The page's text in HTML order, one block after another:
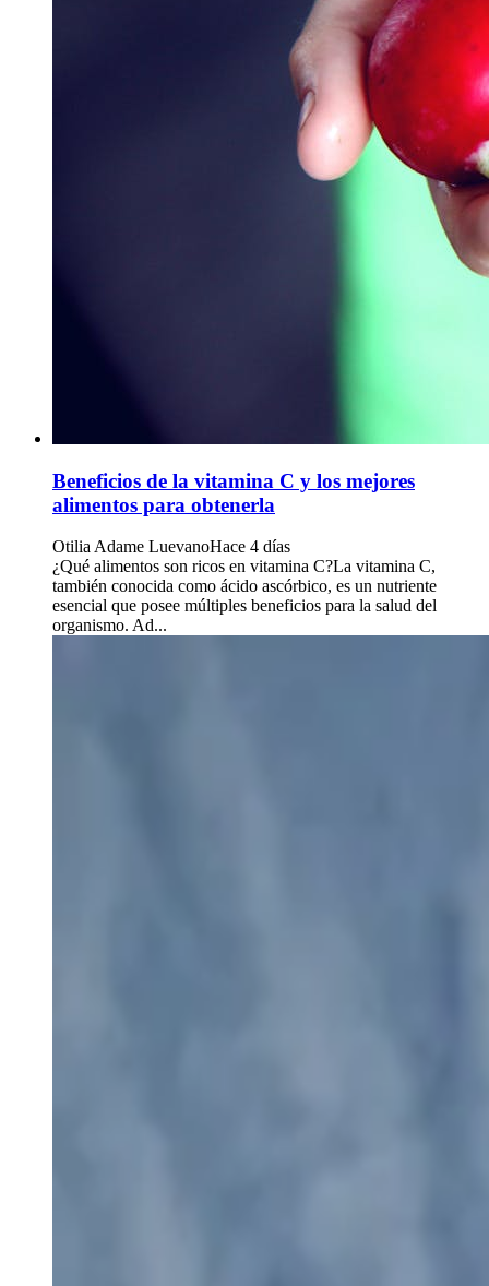
Beneficios de la vitamina C y los mejores
alimentos para obtenerla
Otilia Adame LuevanoHace 4 días
¿Qué alimentos son ricos en vitamina C?La vitamina C,
también conocida como ácido ascórbico, es un nutriente
esencial que posee múltiples beneficios para la salud del
organismo. Ad...